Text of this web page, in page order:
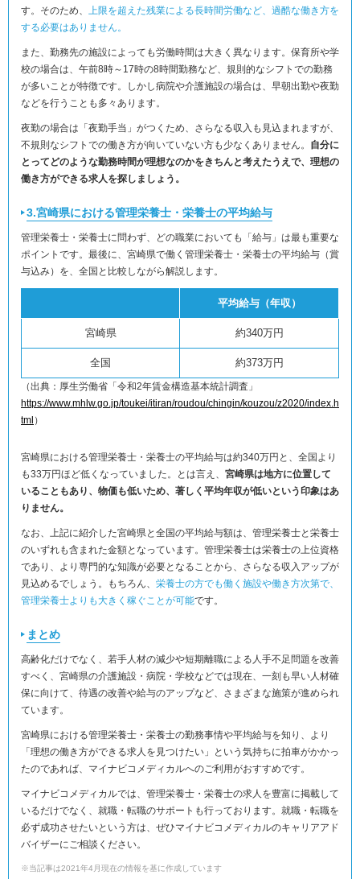
す。そのため、
上限を超えた残業による長時間労働など、過酷な働き方を
する必要はありません。
また、勤務先の施設によっても労働時間は大きく異なります。保育所や学
校の場合は、午前8時～17時の8時間勤務など、規則的なシフトでの勤務
が多いことが特徴です。しかし病院や介護施設の場合は、早朝出勤や夜勤
などを行うことも多々あります。
夜勤の場合は「夜勤手当」がつくため、さらなる収入も見込まれますが、
不規則なシフトでの働き方が向いていない方も少なくありません。 自分に
とってどのような勤務時間が理想なのかをきちんと考えたうえで、理想の
働き方ができる求人を探しましょう。
3.宮崎県における管理栄養士・栄養士の平均給与
管理栄養士・栄養士に問わず、どの職業においても「給与」は最も重要な
ポイントです。最後に、宮崎県で働く管理栄養士・栄養士の平均給与（賞
与込み）を、全国と比較しながら解説します。
平均給与（年収）
宮崎県 約340万円
全国 約373万円
（出典：厚生労働省「令和2年賃金構造基本統計調査」
https://www.mhlw.go.jp/toukei/itiran/roudou/chingin/kouzou/z2020/index.h
tml ）
宮崎県における管理栄養士・栄養士の平均給与は約340万円と、全国より
も33万円ほど低くなっていました。とは言え、 宮崎県は地方に位置して
いることもあり、物価も低いため、著しく平均年収が低いという印象はあ
りません。
なお、上記に紹介した宮崎県と全国の平均給与額は、管理栄養士と栄養士
のいずれも含まれた金額となっています。管理栄養士は栄養士の上位資格
であり、より専門的な知識が必要となることから、さらなる収入アップが
見込めるでしょう。もちろん、 栄養士の方でも働く施設や働き方次第で、
管理栄養士よりも大きく稼ぐことが可能です。
まとめ
高齢化だけでなく、若手人材の減少や短期離職による人手不足問題を改善
すべく、宮崎県の介護施設・病院・学校などでは現在、一刻も早い人材確
保に向けて、待遇の改善や給与のアップなど、さまざまな施策が進められ
ています。
宮崎県における管理栄養士・栄養士の勤務事情や平均給与を知り、より
「理想の働き方ができる求人を見つけたい」という気持ちに拍車がかかっ
たのであれば、マイナビコメディカルへのご利用がおすすめです。
マイナビコメディカルでは、管理栄養士・栄養士の求人を豊富に掲載して
いるだけでなく、就職・転職のサポートも行っております。就職・転職を
必ず成功させたいという方は、ぜひマイナビコメディカルのキャリアアド
バイザーにご相談ください。
※当記事は2021年4月現在の情報を基に作成しています